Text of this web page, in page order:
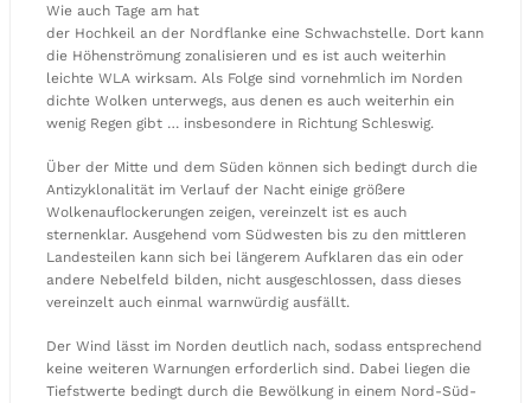
Wie auch Tage am hat
der Hochkeil an der Nordflanke eine Schwachstelle. Dort kann
die Höhenströmung zonalisieren und es ist auch weiterhin
leichte WLA wirksam. Als Folge sind vornehmlich im Norden
dichte Wolken unterwegs, aus denen es auch weiterhin ein
wenig Regen gibt … insbesondere in Richtung Schleswig.
Über der Mitte und dem Süden können sich bedingt durch die
Antizyklonalität im Verlauf der Nacht einige größere
Wolkenauflockerungen zeigen, vereinzelt ist es auch
sternenklar. Ausgehend vom Südwesten bis zu den mittleren
Landesteilen kann sich bei längerem Aufklaren das ein oder
andere Nebelfeld bilden, nicht ausgeschlossen, dass dieses
vereinzelt auch einmal warnwürdig ausfällt.
Der Wind lässt im Norden deutlich nach, sodass entsprechend
keine weiteren Warnungen erforderlich sind. Dabei liegen die
Tiefstwerte bedingt durch die Bewölkung in einem Nord-Süd-